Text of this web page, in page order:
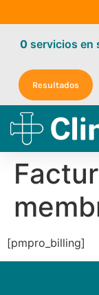
0servicios en
Resultados
[pmpro_billing]